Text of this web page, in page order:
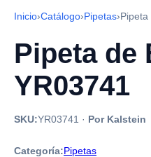
Inicio›Catálogo›Pipetas›Pipeta
Pipeta de
YR03741
SKU:YR03741 · Por Kalstein
Categoría:Pipetas